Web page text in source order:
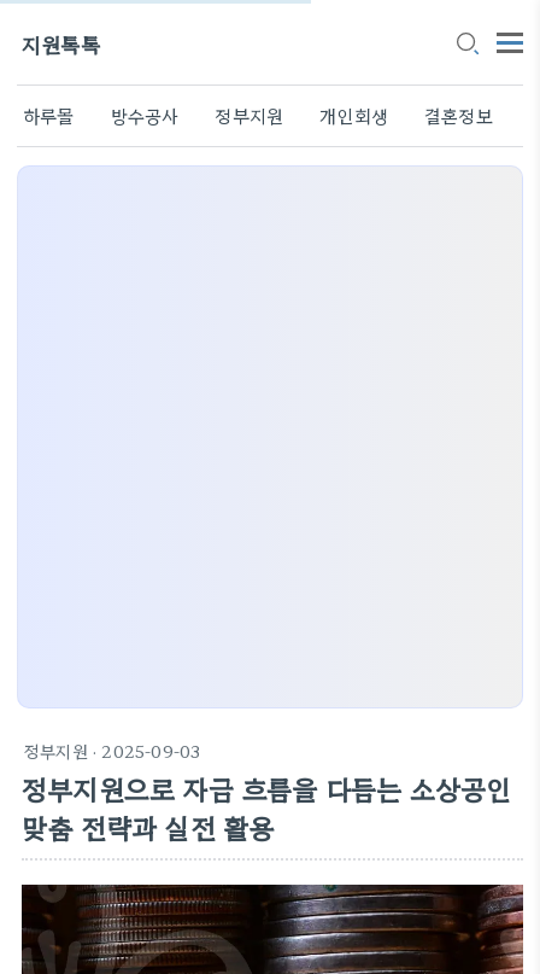
지원톡톡
하루몰 방수공사 정부지원 개인회생 결혼정보
정부지원 · 2025-09-03
정부지원으로 자금 흐름을 다듬는 소상공인
맞춤 전략과 실전 활용